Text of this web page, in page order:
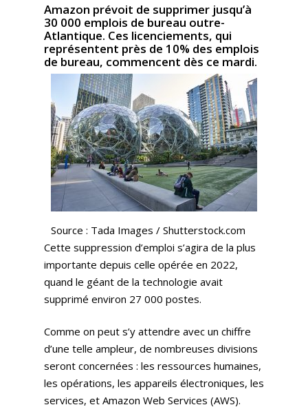
Amazon prévoit de supprimer jusqu’à
30 000 emplois de bureau outre-
Atlantique. Ces licenciements, qui
représentent près de 10% des emplois
de bureau, commencent dès ce mardi.
Source : Tada Images / Shutterstock.com
Cette suppression d’emploi s’agira de la plus
importante depuis celle opérée en 2022,
quand le géant de la technologie avait
supprimé environ 27 000 postes.
Comme on peut s’y attendre avec un chiffre
d’une telle ampleur, de nombreuses divisions
seront concernées : les ressources humaines,
les opérations, les appareils électroniques, les
services, et Amazon Web Services (AWS).